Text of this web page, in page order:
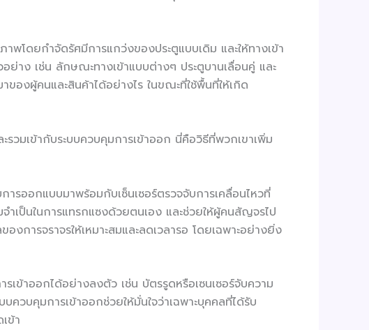
พโดยกำจัดรัศมีการแกว่งของประตูแบบเดิม และให้ทางเข้า
ย่าง เช่น ลักษณะทางเข้าแบบต่างๆ ประตูบานเลื่อนคู่ และ
องผู้คนและสินค้าได้อย่างไร ในขณะที่ใช้พื้นที่ให้เกิด
วมเข้ากับระบบควบคุมการเข้าออก นี่คือวิธีที่พวกเขาเพิ่ม
ารออกแบบมาพร้อมกับเซ็นเซอร์ตรวจจับการเคลื่อนไหวที่
เป็นในการแทรกแซงด้วยตนเอง และช่วยให้ผู้คนสัญจรไป
การจราจรให้เหมาะสมและลดเวลารอ โดยเฉพาะอย่างยิ่ง
เข้าออกได้อย่างลงตัว เช่น บัตรรูดหรือเซนเซอร์จับความ
วบคุมการเข้าออกช่วยให้มั่นใจว่าเฉพาะบุคคลที่ได้รับ
ข้า